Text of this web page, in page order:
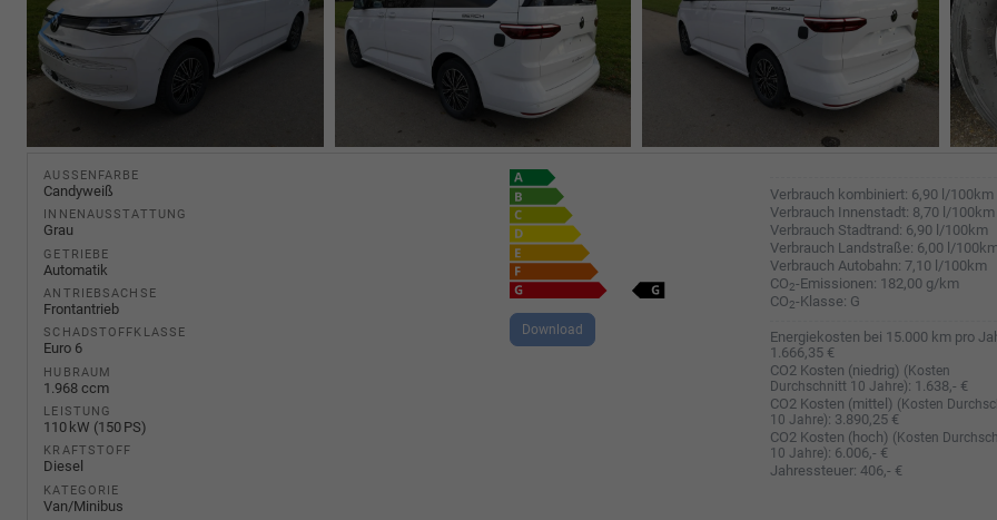
AUSSENFARBE
Candyweiß
INNENAUSSTATTUNG
Grau
GETRIEBE
Automatik
ANTRIEBSACHSE
Frontantrieb
SCHADSTOFFKLASSE
Euro 6
HUBRAUM
1.968 ccm
LEISTUNG
110 kW (150 PS)
KRAFTSTOFF
Diesel
KATEGORIE
Van/Minibus
Verbrauch kombiniert: 6,90 l/100km
Verbrauch Innenstadt: 8,70 l/100km
Verbrauch Stadtrand: 6,90 l/100km
Verbrauch Landstraße: 6,00 l/
Verbrauch Autobahn: 7,10 l/100km
CO2-Emissionen: 182,00 g/km
CO2-Klasse: G
Download
Energiekosten bei 15.000 km pro
1.666,35 €
CO2 Kosten (niedrig) (Kosten
Durchschnitt 10 Jahre): 1.638,- €
CO2 Kosten (mittel) (Kosten
10 Jahre): 3.890,25 €
CO2 Kosten (hoch) (Kosten
10 Jahre): 6.006,- €
Jahressteuer: 406,- €